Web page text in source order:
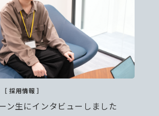
［ 採用情報 ］
ン生にインタビューしました